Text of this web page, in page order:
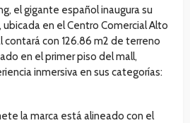
el gigante español inaugura su
en el Centro Comercial Alto
contará con 126.86 m2 de terreno
en el primer piso del mall,
inmersiva en sus categorías:
la marca está alineado con el